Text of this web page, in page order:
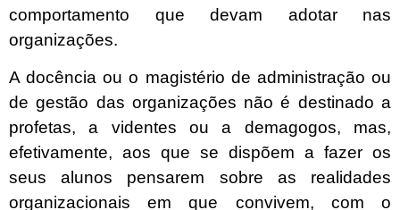
comportamento que devam adotar nas
organizações.
A docência ou o magistério de administração ou
de gestão das organizações não é destinado a
profetas, a videntes ou a demagogos, mas,
efetivamente, aos que se dispõem a fazer os
seus alunos pensarem sobre as realidades
organizacionais em que convivem, com o